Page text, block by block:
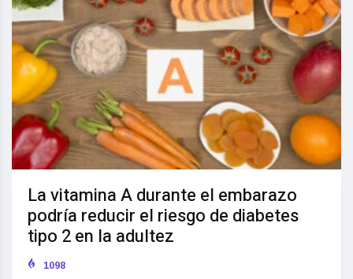
La vitamina A durante el embarazo
podría reducir el riesgo de diabetes
tipo 2 en la adultez
1098